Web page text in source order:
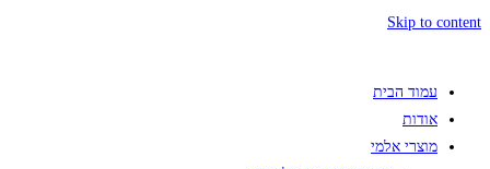
Skip to content
עמוד הבית
אודות
מוצרי אלמי